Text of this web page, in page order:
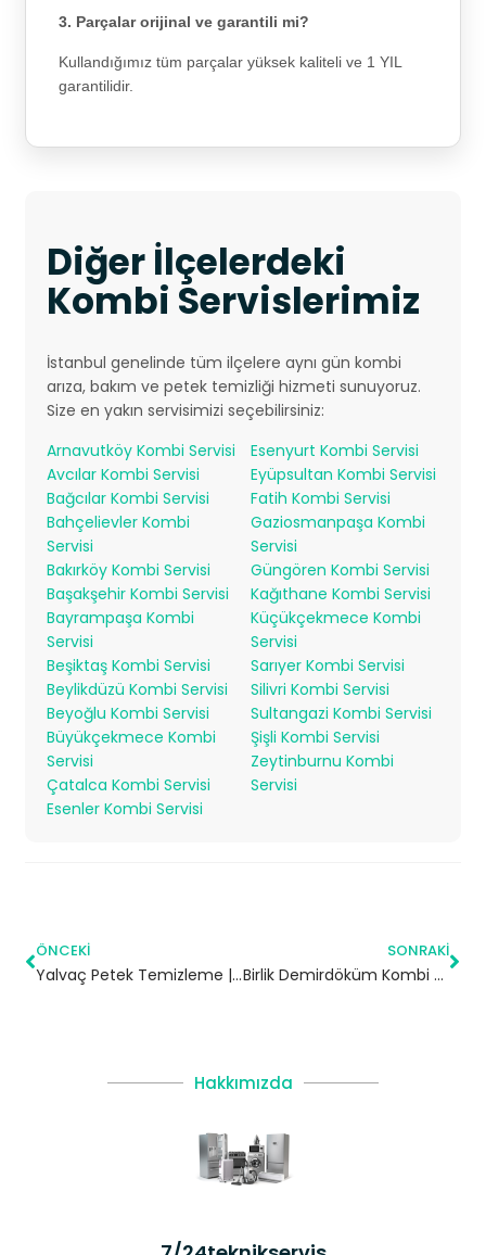
3. Parçalar orijinal ve garantili mi?
Kullandığımız tüm parçalar yüksek kaliteli ve 1 YIL
garantilidir.
Diğer İlçelerdeki
Kombi Servislerimiz
İstanbul genelinde tüm ilçelere aynı gün kombi
arıza, bakım ve petek temizliği hizmeti sunuyoruz.
Size en yakın servisimizi seçebilirsiniz:
Arnavutköy Kombi Servisi
Avcılar Kombi Servisi
Bağcılar Kombi Servisi
Bahçelievler Kombi
Servisi
Bakırköy Kombi Servisi
Başakşehir Kombi Servisi
Bayrampaşa Kombi
Servisi
Beşiktaş Kombi Servisi
Beylikdüzü Kombi Servisi
Beyoğlu Kombi Servisi
Büyükçekmece Kombi
Servisi
Çatalca Kombi Servisi
Esenler Kombi Servisi
Esenyurt Kombi Servisi
Eyüpsultan Kombi Servisi
Fatih Kombi Servisi
Gaziosmanpaşa Kombi
Servisi
Güngören Kombi Servisi
Kağıthane Kombi Servisi
Küçükçekmece Kombi
Servisi
Sarıyer Kombi Servisi
Silivri Kombi Servisi
Sultangazi Kombi Servisi
Şişli Kombi Servisi
Zeytinburnu Kombi
Servisi
ÖNCEKI
Yalvaç Petek Temizleme | Isparta
SONRAKI
Birlik Demirdöküm Kombi Servisi – Esenler Yetkili Servis
Hakkımızda